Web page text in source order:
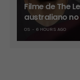
Filme de The
australiano
OS 6 HOURS AGO